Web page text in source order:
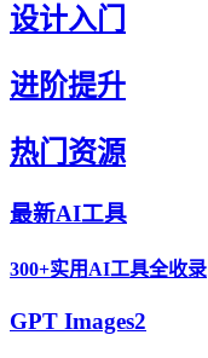
设计入门
进阶提升
热门资源
最新AI工具
300+实用AI工具全收录
GPT Images2